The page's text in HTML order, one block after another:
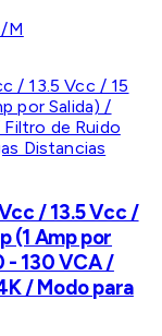
M
/ 13.5 Vcc /
(1 Amp por
- 130 VCA /
/ Modo para